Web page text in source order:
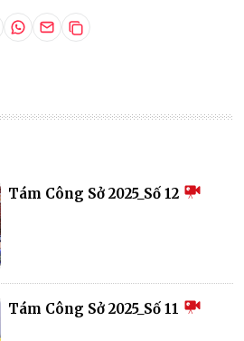
Tám Công Sở 2025_Số 12
Tám Công Sở 2025_Số 11